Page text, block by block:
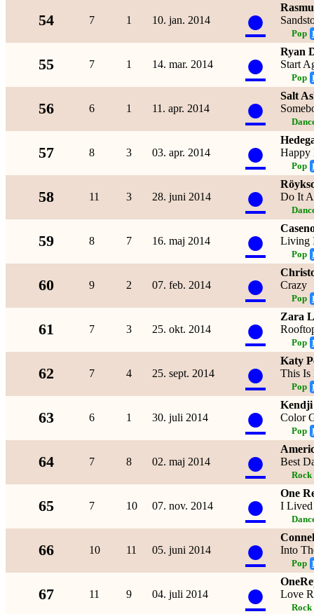
54 7 1 10. jan. 2014 ● Pop
55 7 1 14. mar. 2014 ●
Ryan
Start
Pop
56 6 1 11. apr. 2014 ●
Salt
57 8 3 03. apr. 2014 ●
Happy
Pop
58 11 3 28. juni 2014 ●
Do It
59 8 7 16. maj 2014 ●
Living
Pop
60 9 2 07. feb. 2014 ●
Crazy
Pop
61 7 3 25. okt. 2014 ●
Zara
Pop
62 7 4 25. sept. 2014 ●
Katy
This Is
Pop
63 6 1 30. juli 2014 ●
Color
Pop
64 7 8 02. maj 2014 ●
Best
Rock
65 7 10 07. nov. 2014 ●
One
I
66 10 11 05. juni 2014 ●
Into
Pop
67 11 9 04. juli 2014 ●
Love
Rock